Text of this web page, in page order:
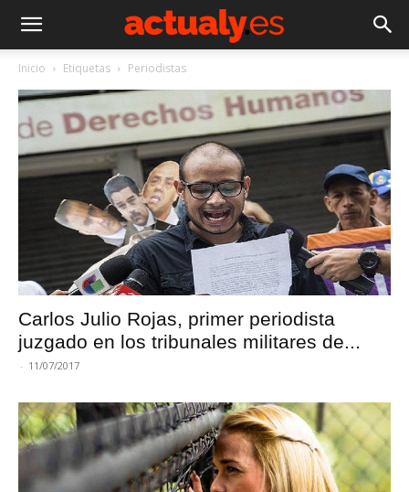
Inicio Etiquetas Periodistas
Carlos Julio Rojas, primer periodista
juzgado en los tribunales militares de...
- 11/07/2017